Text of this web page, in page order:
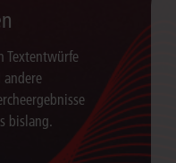
Textentwürfe
andere
bislang.